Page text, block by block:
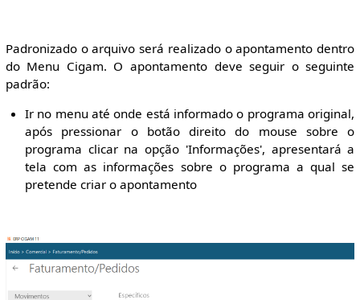
Padronizado o arquivo será realizado o apontamento dentro
do Menu Cigam. O apontamento deve seguir o seguinte
padrão:
Ir no menu até onde está informado o programa original,
após pressionar o botão direito do mouse sobre o
programa clicar na opção 'Informações', apresentará a
tela com as informações sobre o programa a qual se
pretende criar o apontamento